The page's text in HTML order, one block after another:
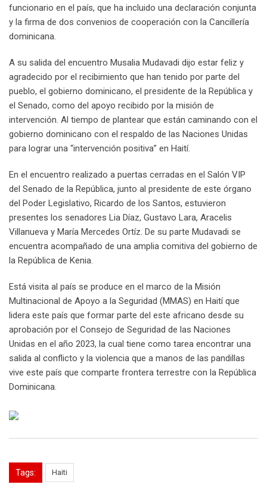
funcionario en el país, que ha incluido una declaración conjunta
y la firma de dos convenios de cooperación con la Cancillería
dominicana.
A su salida del encuentro Musalia Mudavadi dijo estar feliz y
agradecido por el recibimiento que han tenido por parte del
pueblo, el gobierno dominicano, el presidente de la República y
el Senado, como del apoyo recibido por la misión de
intervención. Al tiempo de plantear que están caminando con el
gobierno dominicano con el respaldo de las Naciones Unidas
para lograr una “intervención positiva” en Haití.
En el encuentro realizado a puertas cerradas en el Salón VIP
del Senado de la República, junto al presidente de este órgano
del Poder Legislativo, Ricardo de los Santos, estuvieron
presentes los senadores Lia Díaz, Gustavo Lara, Aracelis
Villanueva y María Mercedes Ortíz. De su parte Mudavadi se
encuentra acompañado de una amplia comitiva del gobierno de
la República de Kenia.
Está visita al país se produce en el marco de la Misión
Multinacional de Apoyo a la Seguridad (MMAS) en Haití que
lidera este país que formar parte del este africano desde su
aprobación por el Consejo de Seguridad de las Naciones
Unidas en el año 2023, la cual tiene como tarea encontrar una
salida al conflicto y la violencia que a manos de las pandillas
vive este país que comparte frontera terrestre con la República
Dominicana.
Tags: Haiti